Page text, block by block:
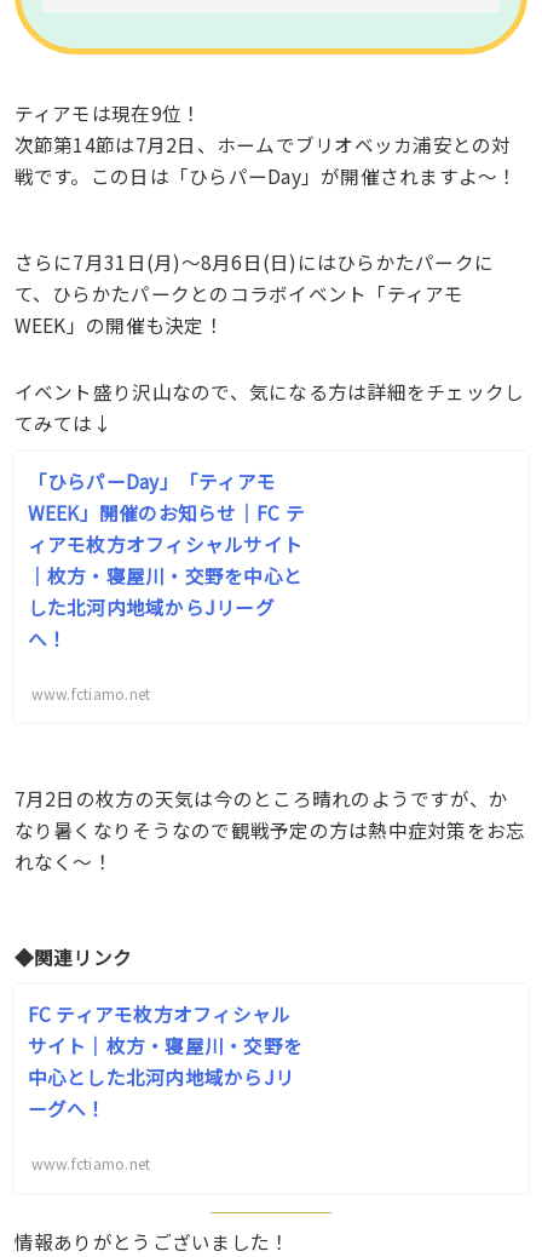
ティアモは現在9位！
次節第14節は7月2日、ホームでブリオベッカ浦安との対
戦です。この日は「ひらパーDay」が開催されますよ〜！
さらに7月31日(月)～8月6日(日)にはひらかたパークに
て、ひらかたパークとのコラボイベント「ティアモ
WEEK」の開催も決定！
イベント盛り沢山なので、気になる方は詳細をチェックし
てみては↓
「ひらパーDay」「ティアモ
WEEK」開催のお知らせ｜FC テ
ィアモ枚方オフィシャルサイト
｜枚方・寝屋川・交野を中心と
した北河内地域からJリーグ
へ！
www.fctiamo.net
7月2日の枚方の天気は今のところ晴れのようですが、か
なり暑くなりそうなので観戦予定の方は熱中症対策をお忘
れなく〜！
◆関連リンク
FC ティアモ枚方オフィシャル
サイト｜枚方・寝屋川・交野を
中心とした北河内地域からJリ
ーグへ！
www.fctiamo.net
情報ありがとうございました！